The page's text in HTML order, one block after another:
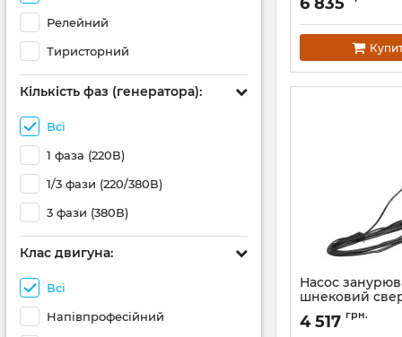
Релейний
Тиристорний
Кількість фаз (генератора):
Всі
1 фаза (220В)
1/3 фази (220/380В)
3 фази (380В)
Клас двигуна:
Всі
Напівпрофесійний
Насос
шнековий
Vitals aqua 4DS
Артикул:
4 517 грн.